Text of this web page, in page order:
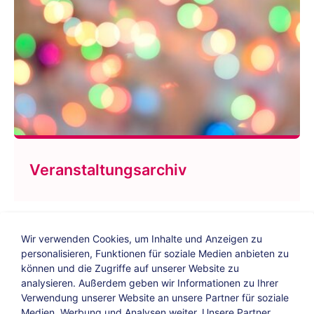
Veranstaltungsarchiv
Bildungs-Blog| Instagram| Facebook|
Wir verwenden Cookies, um Inhalte und Anzeigen zu
personalisieren, Funktionen für soziale Medien anbieten zu
können und die Zugriffe auf unserer Website zu
analysieren. Außerdem geben wir Informationen zu Ihrer
Verwendung unserer Website an unsere Partner für soziale